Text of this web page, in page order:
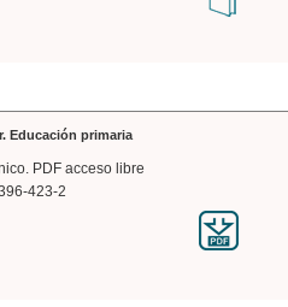
Educación primaria
PDF acceso libre
423-2